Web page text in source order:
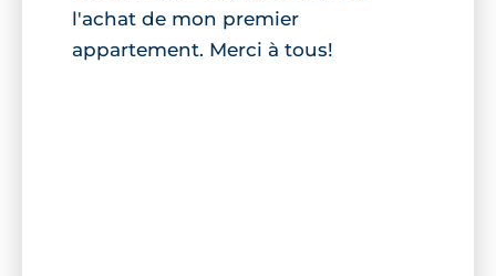
l'achat de mon premier
appartement. Merci à tous!